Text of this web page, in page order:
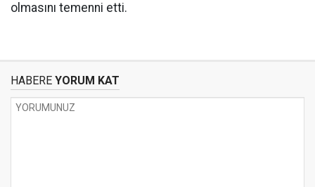
olmasını temenni etti.
HABERE YORUM KAT